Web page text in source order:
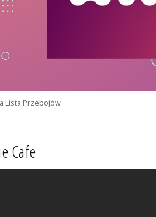
Lista Przebojów
Cafe